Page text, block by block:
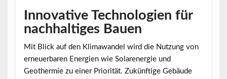
Innovative Technologien für
nachhaltiges Bauen
Mit Blick auf den Klimawandel wird die Nutzung von
erneuerbaren Energien wie Solarenergie und
Geothermie zu einer Priorität. Zukünftige Gebäude